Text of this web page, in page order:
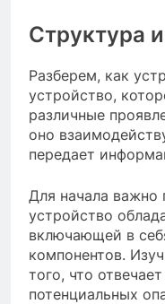
Структура
Разберем, как
устройство,
различные
оно
передает
Для начала важно
устройство
включающей в
компонентов.
того, что
потенциальных